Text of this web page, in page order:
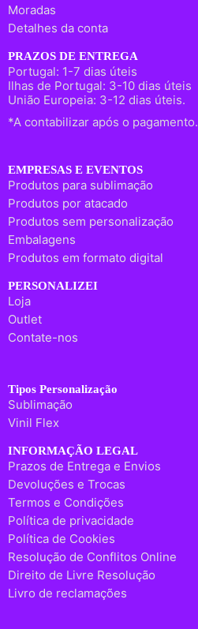
Moradas
Detalhes da conta
PRAZOS DE ENTREGA
Portugal: 1-7 dias úteis
Ilhas de Portugal: 3-10 dias úteis
União Europeia: 3-12 dias úteis.
*A contabilizar após o pagamento.
EMPRESAS E EVENTOS
Produtos para sublimação
Produtos por atacado
Produtos sem personalização
Embalagens
Produtos em formato digital
PERSONALIZEI
Loja
Outlet
Contate-nos
Tipos Personalização
Sublimação
Vinil Flex
INFORMAÇÃO LEGAL
Prazos de Entrega e Envios
Devoluções e Trocas
Termos e Condições
Política de privacidade
Política de Cookies
Resolução de Conflitos Online
Direito de Livre Resolução
Livro de reclamações